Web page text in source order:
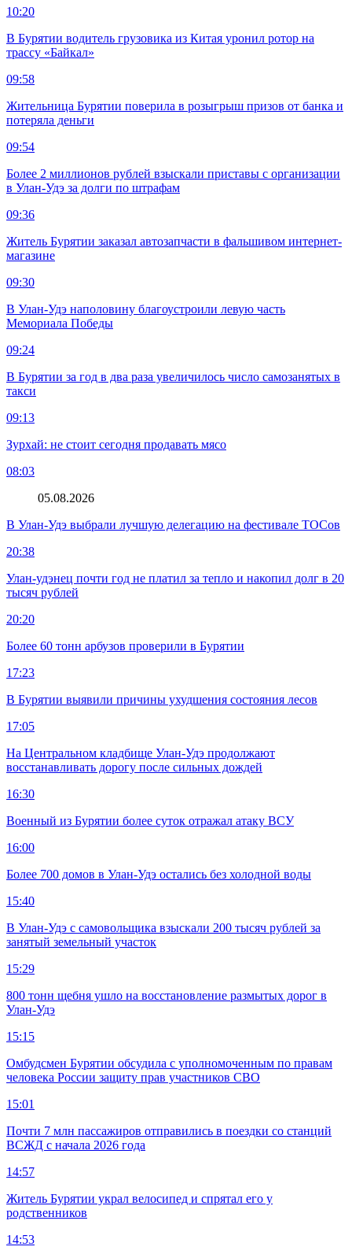
10:20
В Бурятии водитель грузовика из Китая уронил ротор на
трассу «Байкал»
09:58
Жительница Бурятии поверила в розыгрыш призов от банка и
потеряла деньги
09:54
Более 2 миллионов рублей взыскали приставы с организации
в Улан-Удэ за долги по штрафам
09:36
Житель Бурятии заказал автозапчасти в фальшивом интернет-
магазине
09:30
В Улан-Удэ наполовину благоустроили левую часть
Мемориала Победы
09:24
В Бурятии за год в два раза увеличилось число самозанятых в
такси
09:13
Зурхай: не стоит сегодня продавать мясо
08:03
05.08.2026
В Улан-Удэ выбрали лучшую делегацию на фестивале ТОСов
20:38
Улан-удэнец почти год не платил за тепло и накопил долг в 20
тысяч рублей
20:20
Более 60 тонн арбузов проверили в Бурятии
17:23
В Бурятии выявили причины ухудшения состояния лесов
17:05
На Центральном кладбище Улан-Удэ продолжают
восстанавливать дорогу после сильных дождей
16:30
Военный из Бурятии более суток отражал атаку ВСУ
16:00
Более 700 домов в Улан-Удэ остались без холодной воды
15:40
В Улан-Удэ с самовольщика взыскали 200 тысяч рублей за
занятый земельный участок
15:29
800 тонн щебня ушло на восстановление размытых дорог в
Улан-Удэ
15:15
Омбудсмен Бурятии обсудила с уполномоченным по правам
человека России защиту прав участников СВО
15:01
Почти 7 млн пассажиров отправились в поездки со станций
ВСЖД с начала 2026 года
14:57
Житель Бурятии украл велосипед и спрятал его у
родственников
14:53